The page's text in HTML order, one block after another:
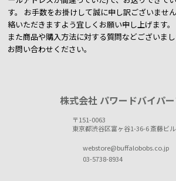
す。 お手数をお掛けして誠に申し訳ございませ
絡いただきますよう宜しくお願い申し上げます。
また商品や購入方法に対する質問などございま
お問い合わせください。
株式会社 パワードバイパ
〒151-0063
東京都渋谷区富ヶ谷1-36-6 斎藤ビ
webstore@buffalobobs.co.jp
03-5738-8934